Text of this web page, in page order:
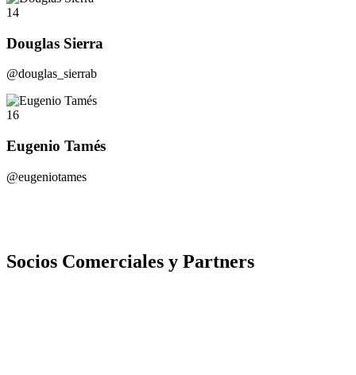
14
Douglas Sierra
@douglas_sierrab
16
Eugenio Tamés
@eugeniotames
Socios Comerciales y Partners